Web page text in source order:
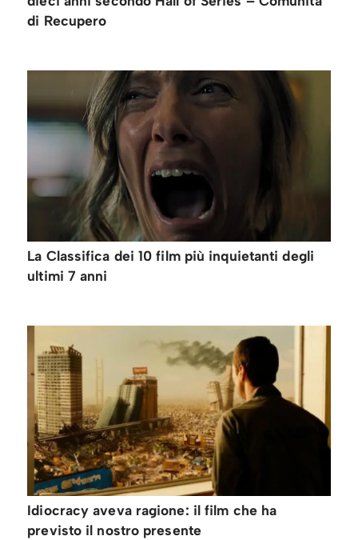
di Recupero
La Classifica dei 10 film più inquietanti degli
ultimi 7 anni
Idiocracy aveva ragione: il film che ha
previsto il nostro presente